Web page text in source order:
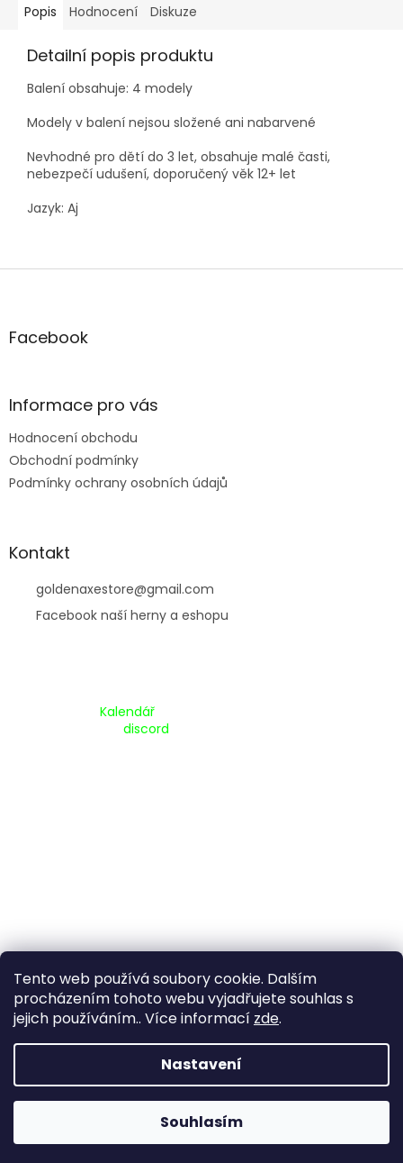
Tento web používá soubory cookie. Dalším
procházením tohoto webu vyjadřujete souhlas s
jejich používáním.. Více informací zde.
Nastavení
Souhlasím
Popis Hodnocení Diskuze
Detailní popis produktu
Balení obsahuje: 4 modely
Modely v balení nejsou složené ani nabarvené
Nevhodné pro dětí do 3 let, obsahuje malé časti,
nebezpečí udušení, doporučený věk 12+ let
Jazyk: Aj
Z
aFacebook
Informace pro vás
Hodnocení obchodu
Obchodní podmínky
Podmínky ochrany osobních údajů
Kontakt
goldenaxestore@gmail.com
Facebook naší herny a eshopu
Kalendář
discord
Vytvořil Shoptet
Copyright 2026www.goldenaxe.eu. Všechna práva
Upravit nastavení cookies